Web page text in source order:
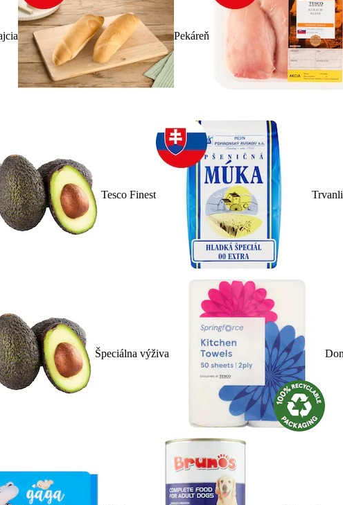
Pekáreň
Tesco Finest
Špeciálna výživa